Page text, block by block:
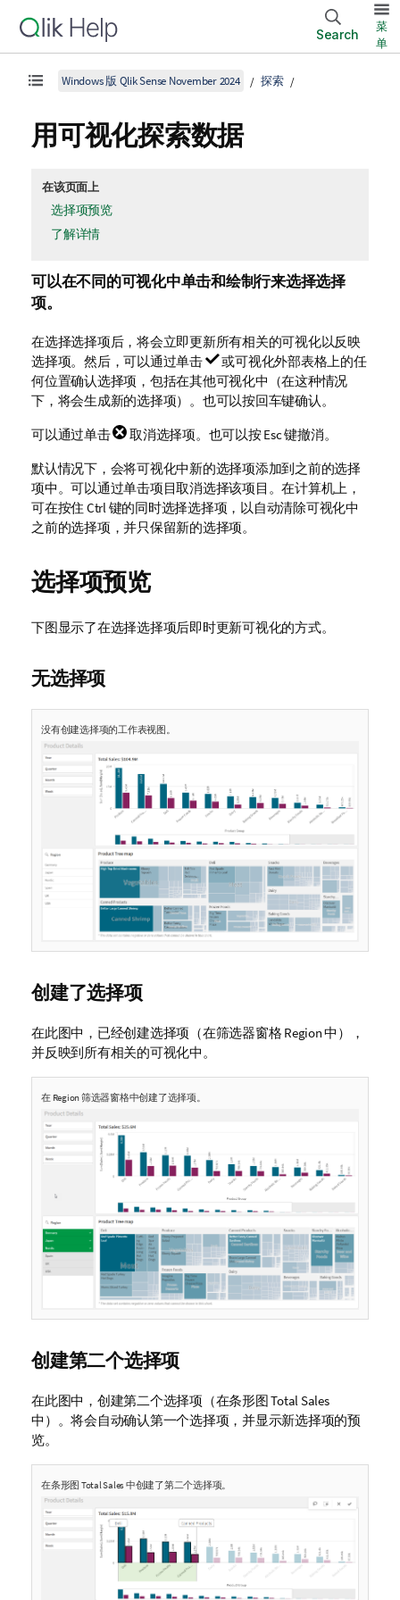
Search
菜
单
Windows 版 Qlik Sense November 2024 探索
用可视化探索数据
在该页面上
选择项预览
了解详情
可以在不同的可视化中单击和绘制行来选择选择
项。
在选择选择项后，将会立即更新所有相关的可视化以反映
选择项。然后，可以通过单击
或可视化外部表格上的任
何位置确认选择项，包括在其他可视化中（在这种情况
下，将会生成新的选择项）。也可以按回车键确认。
可以通过单击
取消选择项。也可以按 Esc 键撤消。
默认情况下，会将可视化中新的选择项添加到之前的选择
项中。可以通过单击项目取消选择该项目。在计算机上，
可在按住 Ctrl 键的同时选择选择项，以自动清除可视化中
之前的选择项，并只保留新的选择项。
选择项预览
下图显示了在选择选择项后即时更新可视化的方式。
无选择项
没有创建选择项的工作表视图。
创建了选择项
在此图中，已经创建选择项（在筛选器窗格 Region中），
并反映到所有相关的可视化中。
在 Region筛选器窗格中创建了选择项。
创建第二个选择项
在此图中，创建第二个选择项（在条形图Total Sales
中）。将会自动确认第一个选择项，并显示新选择项的预
览。
在条形图 Total Sales中创建了第二个选择项。